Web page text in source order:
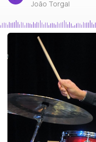
João Torgal